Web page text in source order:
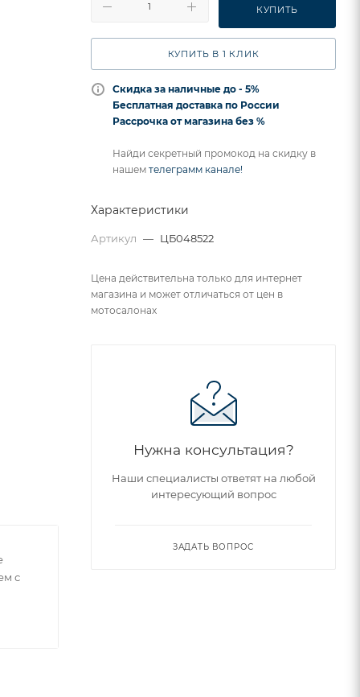
с
КУПИТЬ
КУПИТЬ В 1 КЛИК
Скидка за наличные до - 5%
Бесплатная доставка по России
Рассрочка от магазина без %
Найди секретный промокод на скидку в
нашем телеграмм канале!
Характеристики
Артикул — ЦБ048522
Цена действительна только для интернет
магазина и может отличаться от цен в
мотосалонах
Нужна консультация?
Наши специалисты ответят на любой
интересующий вопрос
ЗАДАТЬ ВОПРОС